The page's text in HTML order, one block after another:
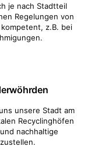
je nach Stadtteil
Regelungen von
z.B. bei
unsere Stadt am
Recyclinghöfen
nachhaltige